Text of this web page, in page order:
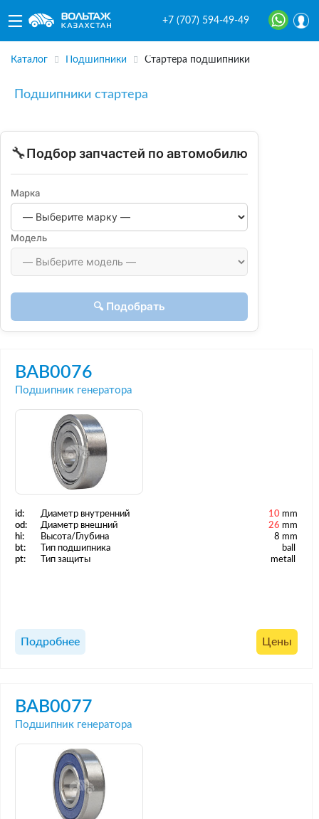
+7 (707) 594-49-49
Каталог Подшипники Стартера подшипники
Подшипники стартера
🔧Подбор запчастей по автомобилю
Марка
Модель
🔍 Подобрать
BAB0076
Подшипник генератора
id: Диаметр внутренний 10 mm
od:
Диаметр внешний 26 mm
hi:
Высота/Глубина
8 mm
bt:
Тип подшипника
ball
pt:
Тип защиты metall
Подробнее Цены
BAB0077
Подшипник генератора